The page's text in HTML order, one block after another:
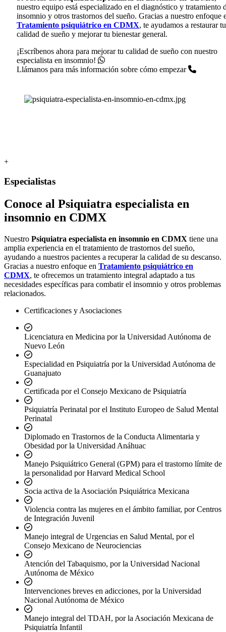
nuestro equipo está especializado en el diagnóstico y tratamiento
insomnio y otros trastornos del sueño. Gracias a nuestro enfoque
Tratamiento psiquiátrico en CDMX, te ayudamos a restaurar tu
calidad de sueño y mejorar tu bienestar general.
¡Escríbenos ahora para mejorar tu calidad de sueño con nuestro
especialista en insomnio!
Llámanos para más información sobre cómo empezar
+
Especialistas
Conoce al Psiquiatra especialista en
insomnio en CDMX
Nuestro Psiquiatra especialista en insomnio en CDMX tiene una
amplia experiencia en el tratamiento de trastornos del sueño,
ayudando a nuestros pacientes a recuperar la calidad de su descanso.
Gracias a nuestro enfoque en Tratamiento psiquiátrico en
CDMX, te ofrecemos un tratamiento integral adaptado a tus
necesidades específicas para combatir el insomnio y otros problemas
relacionados.
Certificaciones y Asociaciones
Licenciatura en Medicina por la Universidad Autónoma de
Nuevo León
Especialidad en Psiquiatría por la Universidad Autónoma de
Guanajuato
Certificada por el Consejo Mexicano de Psiquiatría
Psiquiatría Perinatal por el Instituto Europeo de Salud Mental
Perinatal
Diplomado en Trastornos de la Conducta Alimentaria y
Obesidad por la Universidad Anáhuac
Manejo Psiquiátrico General (GPM) para el trastorno límite de
la personalidad por Harvard Medical School
Socia activa de la Asociación Psiquiátrica Mexicana
Violencia contra las mujeres en el ámbito familiar, por Centros
de Integración Juvenil
Manejo integral de Urgencias en Salud Mental, por el
Consejo Mexicano de Neurociencias
Atención del Tabaquismo, por la Universidad Nacional
Autónoma de México
Intervenciones breves en adicciones, por la Universidad
Nacional Autónoma de México
Manejo integral del TDAH, por la Asociación Mexicana de
Psiquiatría Infantil